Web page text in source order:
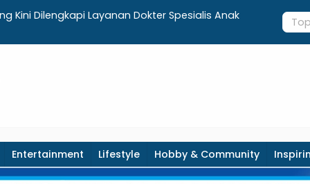
dari ANRI, Pemkab Kebumen Dorong Integrasi
Penuh
Hari Jadi
Entertainment Lifestyle Hobby & Community